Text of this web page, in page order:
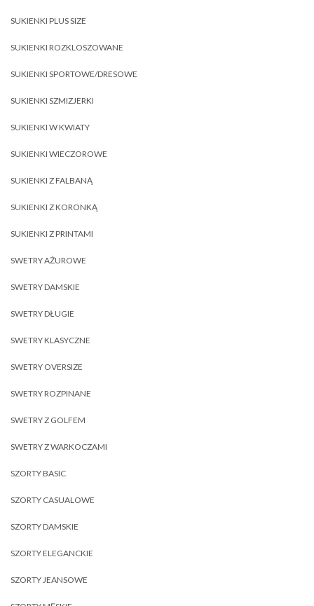
SUKIENKI PLUS SIZE
SUKIENKI ROZKLOSZOWANE
SUKIENKI SPORTOWE/DRESOWE
SUKIENKI SZMIZJERKI
SUKIENKI W KWIATY
SUKIENKI WIECZOROWE
SUKIENKI Z FALBANĄ
SUKIENKI Z KORONKĄ
SUKIENKI Z PRINTAMI
SWETRY AŻUROWE
SWETRY DAMSKIE
SWETRY DŁUGIE
SWETRY KLASYCZNE
SWETRY OVERSIZE
SWETRY ROZPINANE
SWETRY Z GOLFEM
SWETRY Z WARKOCZAMI
SZORTY BASIC
SZORTY CASUALOWE
SZORTY DAMSKIE
SZORTY ELEGANCKIE
SZORTY JEANSOWE